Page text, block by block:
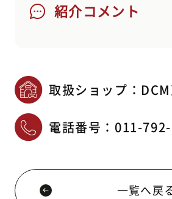
紹介コメント
取扱ショップ：
電話番号： 011-
一覧へ戻